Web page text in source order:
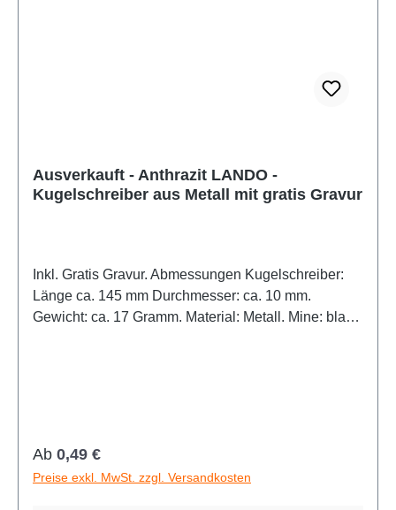
Ausverkauft - Anthrazit LANDO -
Kugelschreiber aus Metall mit gratis Gravur
Inkl. Gratis Gravur. Abmessungen Kugelschreiber:
Länge ca. 145 mm Durchmesser: ca. 10 mm.
Gewicht: ca. 17 Gramm. Material: Metall. Mine: blau
Regulärer Preis:
Ab 0,49 €
Preise exkl. MwSt. zzgl. Versandkosten
Text vergrößern Hochkontrastmodus